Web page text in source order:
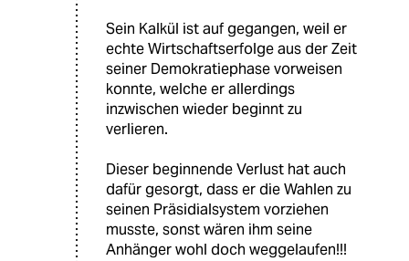
Sein Kalkül ist auf gegangen, weil er
echte Wirtschaftserfolge aus der Zeit
seiner Demokratiephase vorweisen
konnte, welche er allerdings
inzwischen wieder beginnt zu
verlieren.
Dieser beginnende Verlust hat auch
dafür gesorgt, dass er die Wahlen zu
seinen Präsidialsystem vorziehen
musste, sonst wären ihm seine
Anhänger wohl doch weggelaufen!!!